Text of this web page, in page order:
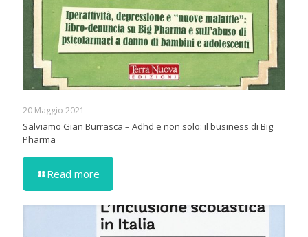
20 Maggio 2021
Salviamo Gian Burrasca – Adhd e non solo: il business di Big
Pharma
Read more